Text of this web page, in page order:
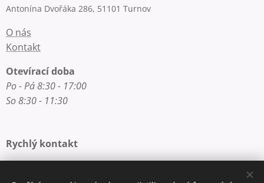
Antonína Dvořáka 286, 51101 Turnov
O nás
Kontakt
Otevírací doba
Po - Pá 8:30 - 17:00
So 8:30 - 11:30
Rychlý kontakt